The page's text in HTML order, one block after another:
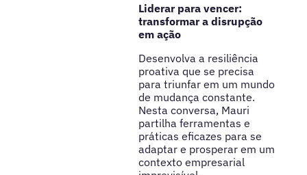
Liderar para vencer:
transformar a disrupção
em ação
Desenvolva a resiliência
proativa que se precisa
para triunfar em um mundo
de mudança constante.
Nesta conversa, Mauri
partilha ferramentas e
práticas eficazes para se
adaptar e prosperar em um
contexto empresarial